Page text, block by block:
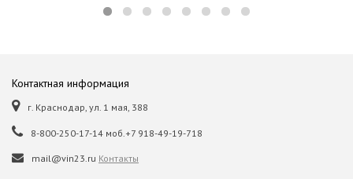
Контактная информация
г. Краснодар, ул. 1 мая, 388
8-800-250-17-14 моб.+7 918-49-19-718
mail@vin23.ru Контакты